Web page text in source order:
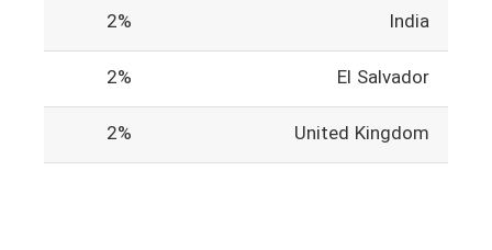
India
2%
El Salvador
2%
United Kingdom
2%